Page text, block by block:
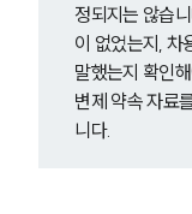
정되지는 않습
이 없었는지, 차
말했는지 확인
변제 약속 자료
니다.